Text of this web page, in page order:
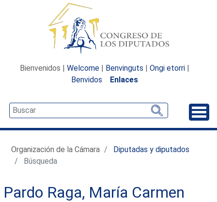
Bienvenidos | Welcome | Benvinguts | Ongi etorri |
Benvidos
Enlaces
Organización de la Cámara
Diputadas y diputados
Búsqueda
Pardo Raga, María Carmen